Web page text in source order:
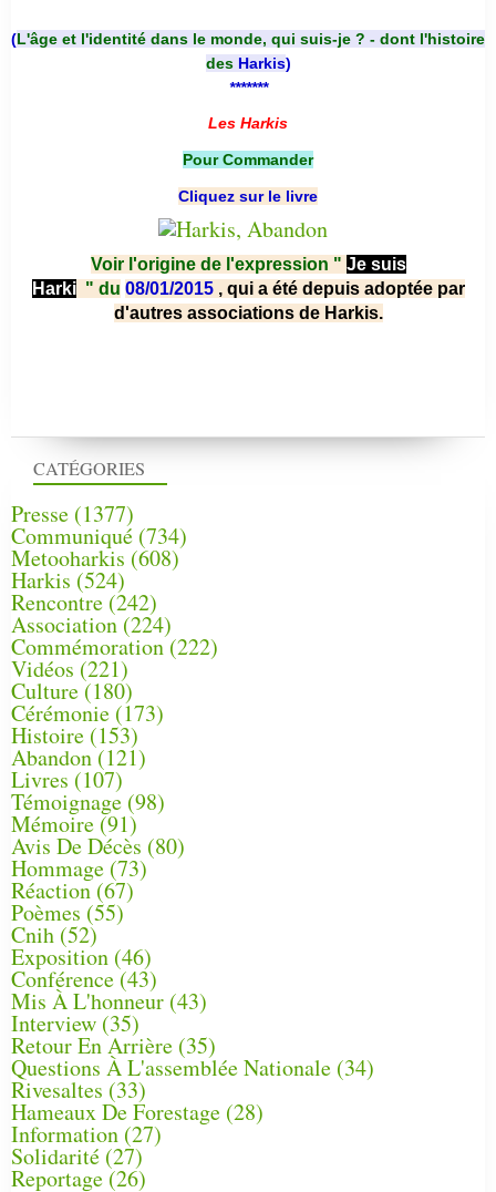
CATÉGORIES
Presse (1377)
Communiqué (734)
Metooharkis (608)
Harkis (524)
Rencontre (242)
Association (224)
Commémoration(222)
Vidéos (221)
Culture(180)
Cérémonie (173)
Histoire (153)
Abandon(121)
Livres (107)
Témoignage (98)
Mémoire (91)
Avis De Décès (80)
Hommage (73)
Réaction(67)
Poèmes (55)
Cnih (52)
Exposition (46)
Conférence(43)
Mis À L'honneur (43)
Interview (35)
Retour En Arrière (35)
Questions À L'assemblée Nationale (34)
Rivesaltes (33)
Hameaux De Forestage (28)
Information (27)
Solidarité (27)
Reportage (26)
(L'âge et l'identité dans le monde, qui suis-je ? - dont l'histoire
des Harkis)
*******
Les Harkis
Pour Commander
Cliquez sur le livre
Voir l'origine de l'expression " Je suis
Harki " du 08/01/2015 , qui a été depuis adoptée par
d'autres associations de Harkis.